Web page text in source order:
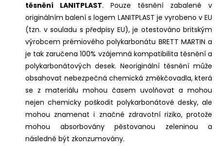
těsnění LANITPLAST. Pouze těsnění zabalené v
originálním balení s logem LANITPLAST je vyrobeno v EU
(tzn. v souladu s předpisy EU), je otestováno britským
výrobcem prémiového polykarbonátu BRETT MARTIN a
je tak zaručena 100% vzájemná kompatibilita těsnění a
polykarbonátových desek. Neoriginální těsnění může
obsahovat nebezpečná chemická změkčovadla, která
se z materiálu mohou časem uvolňovat a mohou
nejen chemicky poškodit polykarbonátové desky, ale
mohou znamenat i značné zdravotní riziko, protože
mohou absorbovány pěstovanou zeleninou a
následně být zkonzumovány.